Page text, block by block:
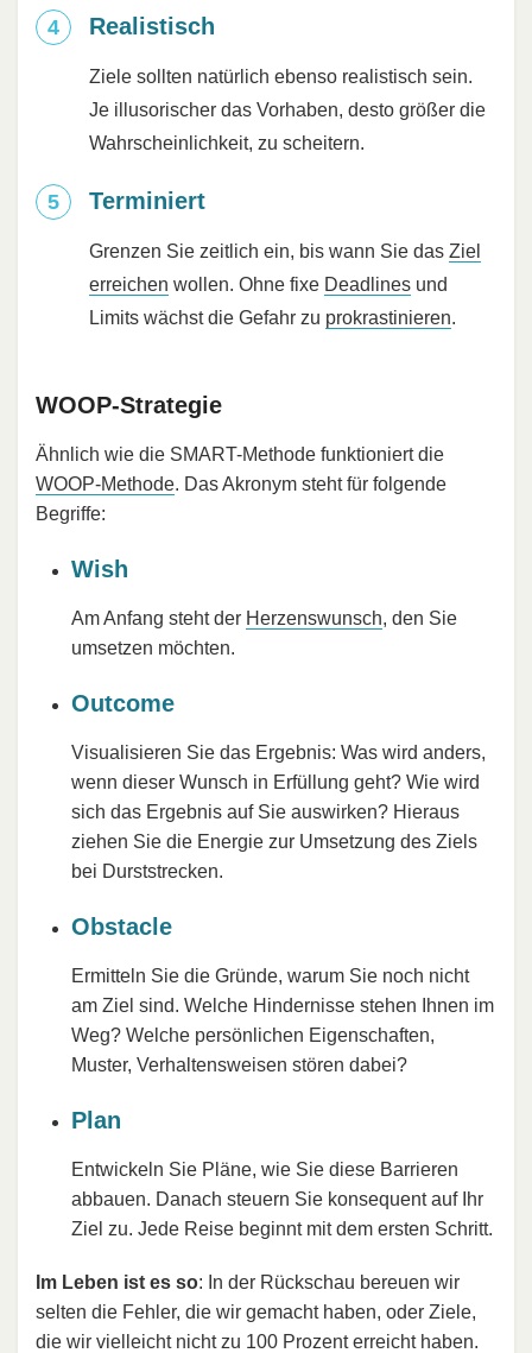
Realistisch
Ziele sollten natürlich ebenso realistisch sein.
Je illusorischer das Vorhaben, desto größer die
Wahrscheinlichkeit, zu scheitern.
Terminiert
Grenzen Sie zeitlich ein, bis wann Sie das Ziel
erreichen wollen. Ohne fixe Deadlines und
Limits wächst die Gefahr zu prokrastinieren.
WOOP-Strategie
Ähnlich wie die SMART-Methode funktioniert die
WOOP-Methode. Das Akronym steht für folgende
Begriffe:
Wish
Am Anfang steht der Herzenswunsch, den Sie
umsetzen möchten.
Outcome
Visualisieren Sie das Ergebnis: Was wird anders,
wenn dieser Wunsch in Erfüllung geht? Wie wird
sich das Ergebnis auf Sie auswirken? Hieraus
ziehen Sie die Energie zur Umsetzung des Ziels
bei Durststrecken.
Obstacle
Ermitteln Sie die Gründe, warum Sie noch nicht
am Ziel sind. Welche Hindernisse stehen Ihnen im
Weg? Welche persönlichen Eigenschaften,
Muster, Verhaltensweisen stören dabei?
Plan
Entwickeln Sie Pläne, wie Sie diese Barrieren
abbauen. Danach steuern Sie konsequent auf Ihr
Ziel zu. Jede Reise beginnt mit dem ersten Schritt.
Im Leben ist es so: In der Rückschau bereuen wir
selten die Fehler, die wir gemacht haben, oder Ziele,
die wir vielleicht nicht zu 100 Prozent erreicht haben.